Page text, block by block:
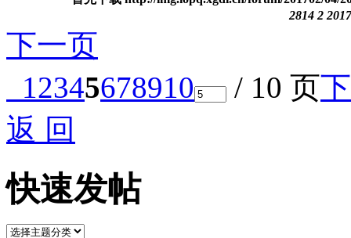
2814 2
下一页
12345678910 / 10 页
返 回
快速发帖